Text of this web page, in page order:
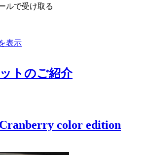
ルで受け取る
表示
トのご紹介
color edition